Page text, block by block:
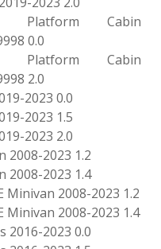
Platform Cabin
0.0
Platform Cabin
2.0
2023 0.0
2023 1.5
2023 2.0
2008-2023 1.2
2008-2023 1.4
Minivan 2008-2023 1.2
Minivan 2008-2023 1.4
2016-2023 0.0